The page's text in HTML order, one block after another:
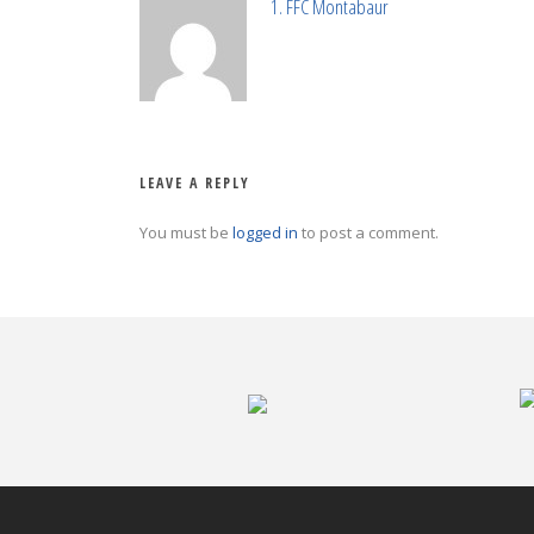
1. FFC Montabaur
LEAVE A REPLY
You must be logged in to post a comment.